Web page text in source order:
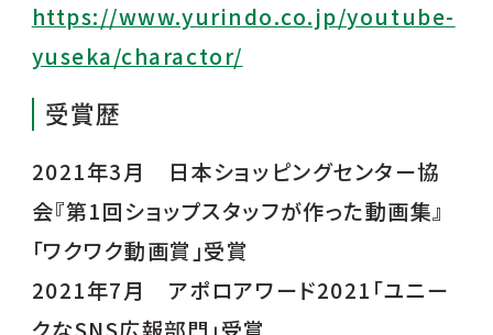
https://www.yurindo.co.jp/youtube-
yuseka/charactor/
受賞歴
2021年3月 日本ショッピングセンター協
会『第1回ショップスタッフが作った動画集』
「ワクワク動画賞」受賞
2021年7月 アポロアワード2021「ユニー